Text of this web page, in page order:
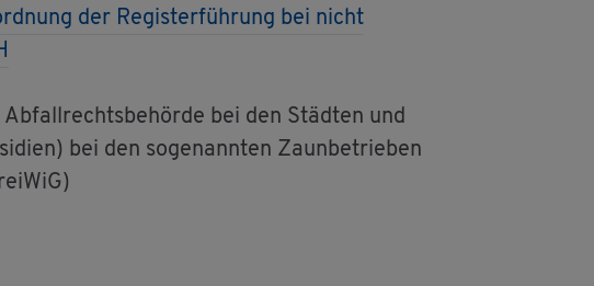
der Re­gis­ter­füh­rung bei nicht
bei den Städ­ten und
bei den so­ge­nann­ten Zaun­be­trie­ben